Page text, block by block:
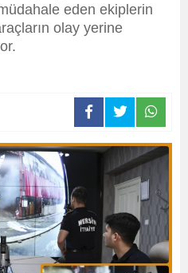
eden ekiplerin
olay yerine